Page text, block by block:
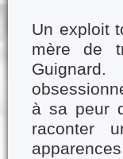
Un exploit
mère de
à sa peur
raconter